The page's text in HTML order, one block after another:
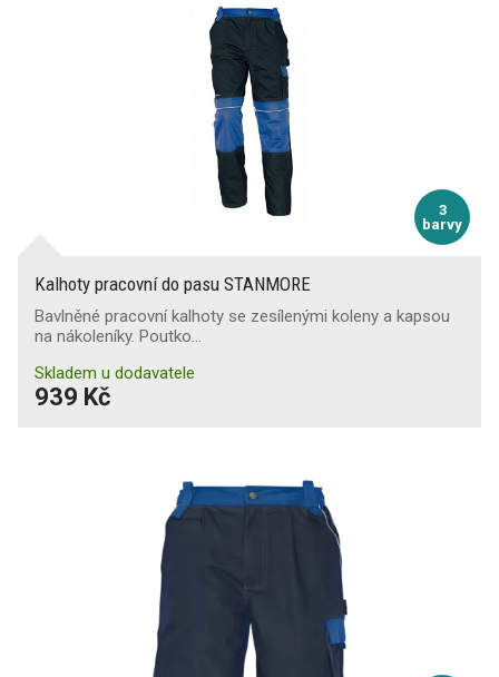
3
barvy
Kalhoty pracovní do pasu STANMORE
Bavlněné pracovní kalhoty se zesílenými koleny a kapsou
na nákoleníky. Poutko…
Skladem u dodavatele
939 Kč